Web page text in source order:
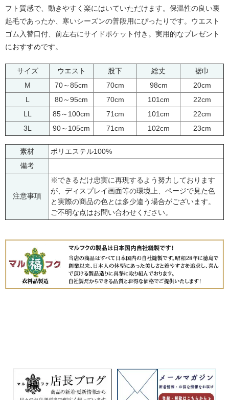
フト質感で、動きやすく楽にはいていただけます。保温性の良い裏
起毛であったか、寒いシーズンの普段用にぴったりです。ウエスト
ゴム入替口付、前左右にサイドポケット付き。実用的なプレゼント
におすすめです。
サイズ ウエスト 股下 総丈
裾巾
M
70～85cm 70cm 98cm
20cm
L
80～95cm 70cm 101cm
22cm
LL
85～100cm 71cm 101cm
22cm
3L
90～105cm 71cm 102cm 23cm
素材
ポリエステル100%
備考
注意事項
※できるだけ忠実に再現するよう努力しております
が、ディスプレイ画面等の環境上、ページで見た色
と実際の商品の色とは多少違う場合がございます。
ご不明な点はお問い合わせください。